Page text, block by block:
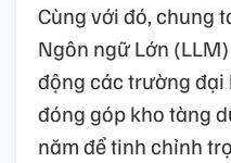
Cùng với đó, chung
Ngôn ngữ Lớn
động các trường đại
đóng góp kho tàng
năm để tinh chỉnh